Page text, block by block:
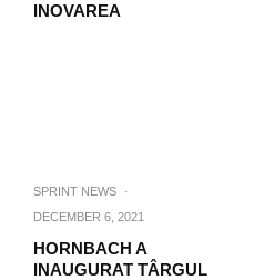
INOVAREA
SPRINT NEWS
·
DECEMBER 6, 2021
HORNBACH A
INAUGURAT TÂRGUL